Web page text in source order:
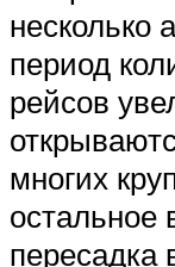
несколько
период
рейсов
многих
остальное
пересадка